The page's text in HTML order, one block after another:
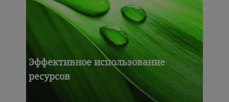
Эффективное использование
ресурсов